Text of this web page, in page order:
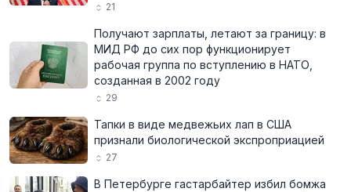
21
Получают зарплаты, летают за границу: в
МИД РФ до сих пор функционирует
рабочая группа по вступлению в НАТО,
созданная в 2002 году
29
Тапки в виде медвежьих лап в США
признали биологической экспроприацией
27
В Петербурге гастарбайтер избил бомжа